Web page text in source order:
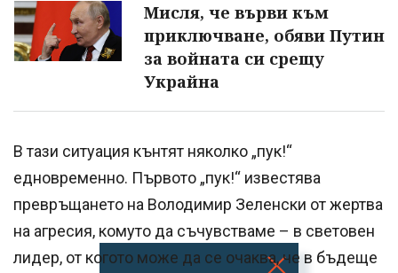
Мисля, че върви към
приключване, обяви Путин
за войната си срещу
Украйна
В тази ситуация кънтят няколко „пук!“
едновременно. Първото „пук!“ известява
превръщането на Володимир Зеленски от жертва
на агресия, комуто да съчувстваме – в световен
лидер, от когото може да се очаква, че в бъдеще